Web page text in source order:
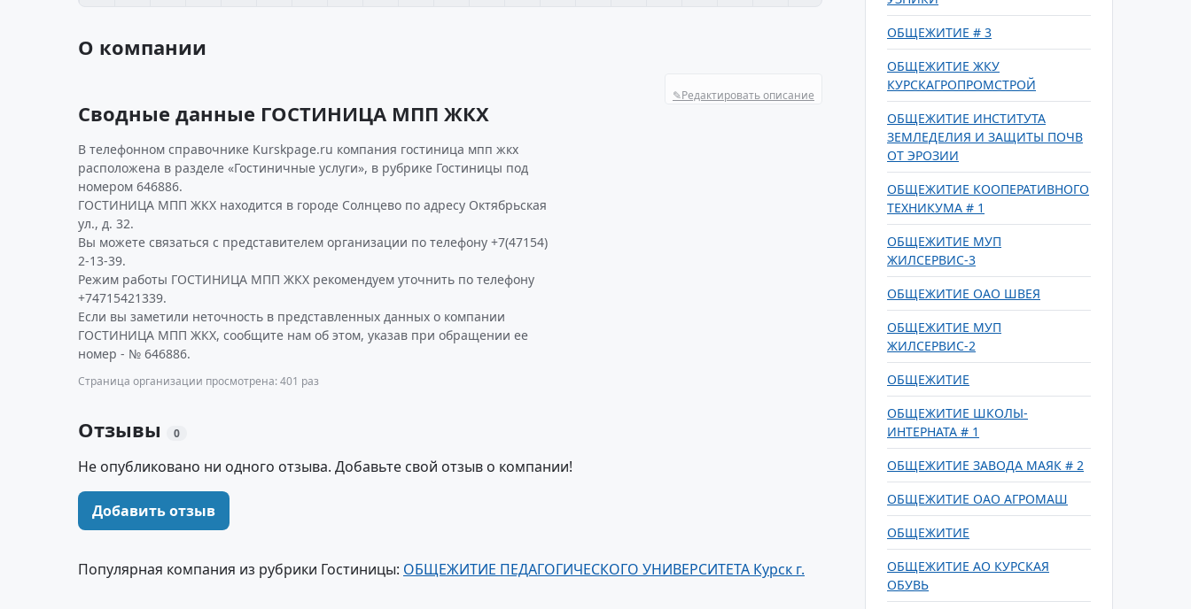
О компании
✎Редактировать описание
Сводные данные ГОСТИНИЦА МПП ЖКХ
В телефонном справочнике Kurskpage.ru компания гостиница мпп жкх
расположена в разделе «Гостиничные услуги», в рубрике Гостиницы под
номером 646886.
ГОСТИНИЦА МПП ЖКХ находится в городе Солнцево по адресу Октябрьская
ул., д. 32.
Вы можете связаться с представителем организации по телефону +7(47154)
2-13-39.
Режим работы ГОСТИНИЦА МПП ЖКХ рекомендуем уточнить по телефону
+74715421339.
Если вы заметили неточность в представленных данных о компании
ГОСТИНИЦА МПП ЖКХ, сообщите нам об этом, указав при обращении ее
номер - № 646886.
Страница организации просмотрена: 401 раз
Отзывы 0
Не опубликовано ни одного отзыва. Добавьте свой отзыв о компании!
Добавить отзыв
Популярная компания из рубрики Гостиницы: ОБЩЕЖИТИЕ ПЕДАГОГИЧЕСКОГО УНИВЕРСИТЕТА Курск г.
ОБЩЕЖИТИЕ # 3
ОБЩЕЖИТИЕ ЖКУ
КУРСКАГРОПРОМСТРОЙ
ОБЩЕЖИТИЕ ИНСТИТУТА
ЗЕМЛЕДЕЛИЯ И ЗАЩИТЫ ПОЧВ
ОТ ЭРОЗИИ
ОБЩЕЖИТИЕ КООПЕРАТИВНОГО
ТЕХНИКУМА # 1
ОБЩЕЖИТИЕ МУП
ЖИЛСЕРВИС-3
ОБЩЕЖИТИЕ ОАО ШВЕЯ
ОБЩЕЖИТИЕ МУП
ЖИЛСЕРВИС-2
ОБЩЕЖИТИЕ
ОБЩЕЖИТИЕ ШКОЛЫ-
ИНТЕРНАТА # 1
ОБЩЕЖИТИЕ ЗАВОДА МАЯК # 2
ОБЩЕЖИТИЕ ОАО АГРОМАШ
ОБЩЕЖИТИЕ
ОБЩЕЖИТИЕ АО КУРСКАЯ
ОБУВЬ